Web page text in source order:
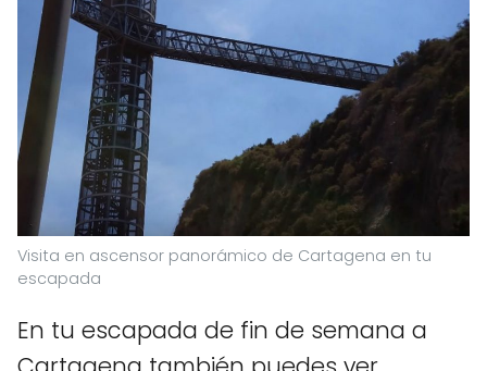
Visita en ascensor panorámico de Cartagena en tu
escapada
En tu escapada de fin de semana a